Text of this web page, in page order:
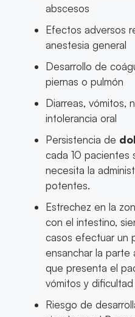
abscesos
Efectos adversos
anestesia general
Desarrollo de
piernas o pulmón
Diarreas, vómitos,
intolerancia oral
Persistencia de
cada 10 pacientes
necesita la
potentes.
Estrechez en la
con el intestino,
casos efectuar un
ensanchar la parte
que presenta el
vómitos y
Riesgo de